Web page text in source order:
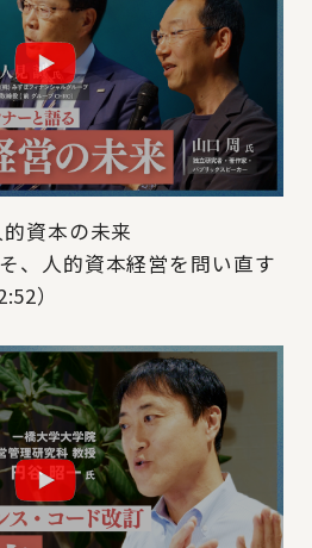
資本の未来
、人的資本経営を問い直す
）